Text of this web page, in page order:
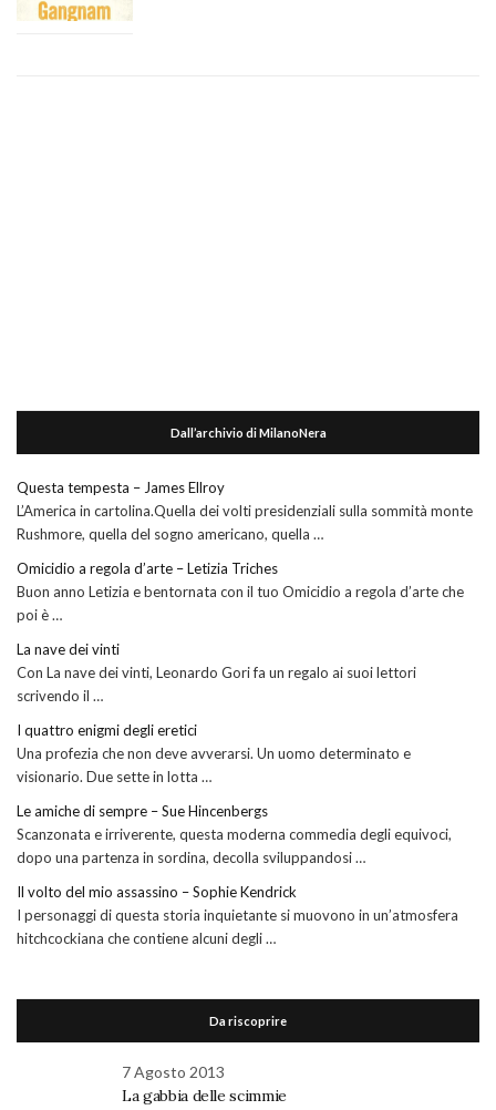
Dall’archivio di MilanoNera
Questa tempesta – James Ellroy
L’America in cartolina.Quella dei volti presidenziali sulla sommità monte
Rushmore, quella del sogno americano, quella …
Omicidio a regola d’arte – Letizia Triches
Buon anno Letizia e bentornata con il tuo Omicidio a regola d’arte che
poi è …
La nave dei vinti
Con La nave dei vinti, Leonardo Gori fa un regalo ai suoi lettori
scrivendo il …
I quattro enigmi degli eretici
Una profezia che non deve avverarsi. Un uomo determinato e
visionario. Due sette in lotta …
Le amiche di sempre – Sue Hincenbergs
Scanzonata e irriverente, questa moderna commedia degli equivoci,
dopo una partenza in sordina, decolla sviluppandosi …
Il volto del mio assassino – Sophie Kendrick
I personaggi di questa storia inquietante si muovono in un’atmosfera
hitchcockiana che contiene alcuni degli …
Da riscoprire
7 Agosto 2013
La gabbia delle scimmie